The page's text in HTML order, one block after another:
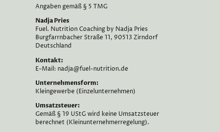
Angaben gemäß § 5 TMG
Nadja Pries
Fuel. Nutrition Coaching by Nadja Pries
Burgfarrnbacher Straße 11, 90513 Zirndorf
Deutschland
Kontakt:
E-Mail: nadja@fuel-nutrition.de
Unternehmensform:
Kleingewerbe (Einzelunternehmen)
Umsatzsteuer:
Gemäß § 19 UStG wird keine Umsatzsteuer
berechnet (Kleinunternehmerregelung).